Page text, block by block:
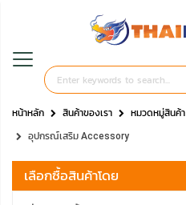
หน้าหลัก สินค้าของเรา หมวดหมู่สินค้า
อุปกรณ์เสริม Accessory
เลือกซื้อสินค้าโดย